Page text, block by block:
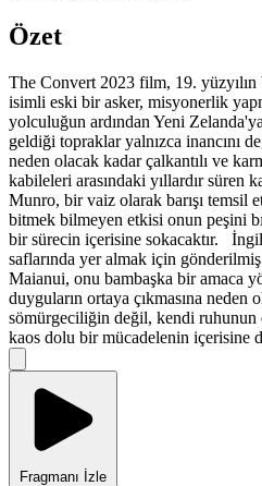
Özet
The Convert 2023 film, 19. yüzyılın
isimli eski bir asker, misyonerlik
yolculuğun ardından Yeni
geldiği topraklar yalnızca inancını
neden olacak kadar çalkantılı ve
kabileleri arasındaki yıllardır süren
Munro, bir vaiz olarak barışı temsil
bitmek bilmeyen etkisi onun peşini
bir sürecin içerisine sokacaktır.
saflarında yer almak için
Maianui, onu bambaşka bir amaca
duyguların ortaya çıkmasına neden
sömürgeciliğin değil, kendi ruhunun
kaos dolu bir mücadelenin içerisine
Fragmanı İzle